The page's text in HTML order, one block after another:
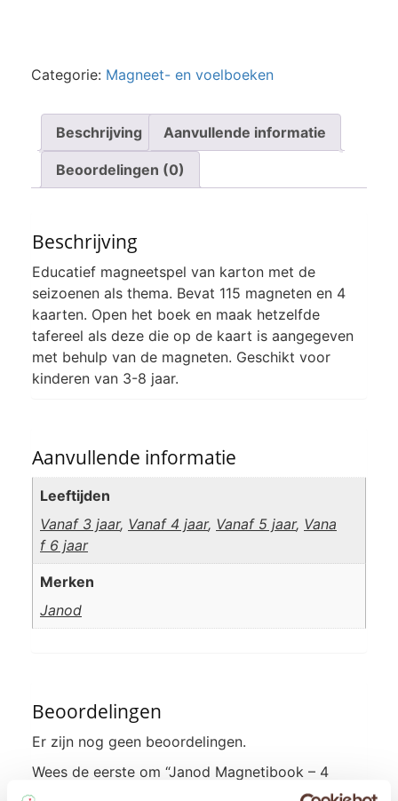
Categorie: Magneet- en voelboeken
Beschrijving Aanvullende informatie
Beoordelingen (0)
Beschrijving
Educatief magneetspel van karton met de
seizoenen als thema. Bevat 115 magneten en 4
kaarten. Open het boek en maak hetzelfde
tafereel als deze die op de kaart is aangegeven
met behulp van de magneten. Geschikt voor
kinderen van 3-8 jaar.
Aanvullende informatie
Leeftijden
Vanaf 3 jaar, Vanaf 4 jaar, Vanaf 5 jaar, Vana
f 6 jaar
Merken
Janod
Beoordelingen
Er zijn nog geen beoordelingen.
Wees de eerste om “Janod Magnetibook – 4
seizoenen” te beoordelen